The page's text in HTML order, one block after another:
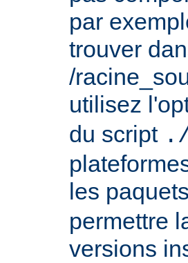
par
trouver
/
utilisez
du script
les paquets
permettre
versions